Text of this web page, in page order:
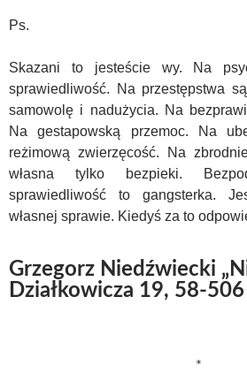
Ps.
Skazani to jesteście wy. Na
sprawiedliwość. Na przestępstwa
samowolę i nadużycia. Na
Na gestapowską przemoc. Na
reżimową zwierzęcość. Na
własna tylko bezpieki.
sprawiedliwość to gangsterka.
własnej sprawie. Kiedyś za to
Grzegorz Niedźwiecki
Działkowicza 19, 58-
*